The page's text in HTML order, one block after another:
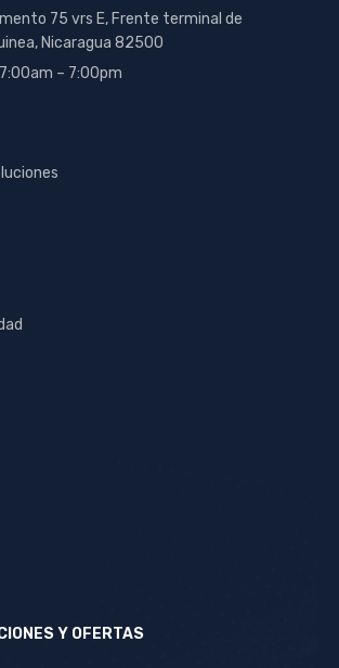
75 vrs E, Frente terminal de
Nicaragua 82500
– 7:00pm
Y OFERTAS